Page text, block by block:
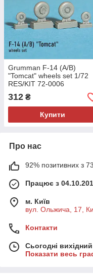
Grumman F-14 (A/B)
"Tomcat" wheels set 1/72
RES/KIT 72-0006
312 ₴
Купити
Про нас
92% позитивних з 73
Працює з
м. Київ
вул. Ольжича, 17,
Контакти
Сьогодні вихідний
Показати весь